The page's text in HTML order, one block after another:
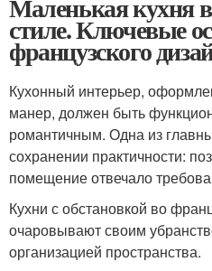
Маленькая кухня
стиле. Ключевые
французского
Кухонный интерьер,
манер, должен быть
романтичным. Одна из
сохранении практичности:
помещение отвечало
Кухни с обстановкой во
очаровывают своим
организацией пространства.